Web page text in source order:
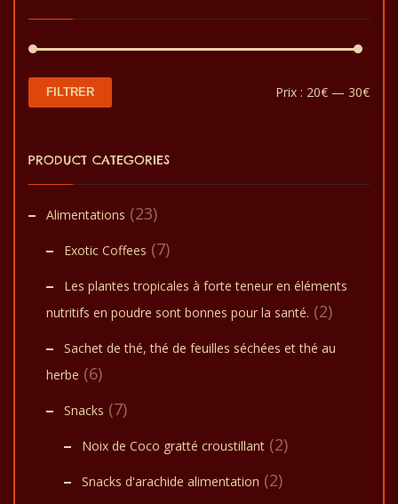
être
sur
page
produit
Prix
Prix
FILTRER Prix : 20€ — 30€
PRODUCT CATEGORIES
Alimentations (23)
Exotic Coffees (7)
Les plantes tropicales à forte teneur en éléments
nutritifs en poudre sont bonnes pour la santé. (2)
Sachet de thé, thé de feuilles séchées et thé au
herbe (6)
Snacks (7)
Noix de Coco gratté croustillant (2)
Snacks d'arachide alimentation (2)